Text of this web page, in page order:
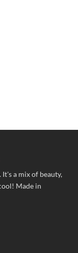
It's a mix of beauty,
Made in